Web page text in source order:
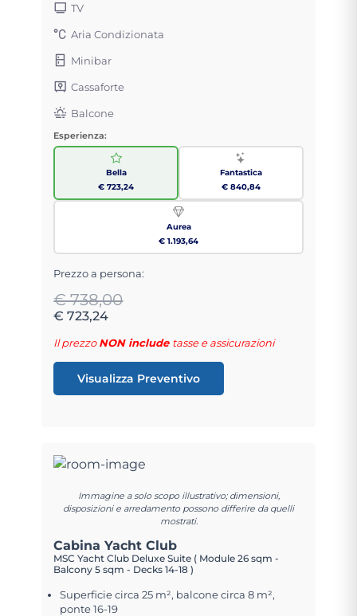
TV
Aria Condizionata
Minibar
Cassaforte
Balcone
Esperienza:
Bella
€ 723,24
Fantastica
€ 840,84
Aurea
€ 1.193,64
Prezzo a persona:
€ 738,00
€ 723,24
Il prezzoNON include tasse e assicurazioni
Visualizza Preventivo
Immagine a solo scopo illustrativo; dimensioni,
disposizioni e arredamento possono differire da quelli
mostrati.
Cabina Yacht Club
MSC Yacht Club Deluxe Suite ( Module 26 sqm -
Balcony 5 sqm - Decks 14-18 )
Superficie circa 25 m², balcone circa 8 m²,
ponte 16-19